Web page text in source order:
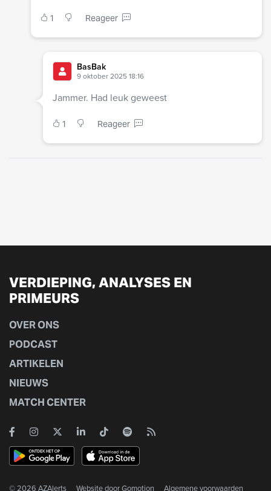
1 Reageer
BasBak
9 oktober 2025 18:16
Jammer. Had leuk geweest
1 Reageer
VERDIEPING, ANALYSES EN
PRIMEURS
OVER ONS
PODCAST
ARTIKELEN
NIEUWS
MATCH CENTER
© 2026 AZAlerts Website doorGomotion Algemene voorwaarden